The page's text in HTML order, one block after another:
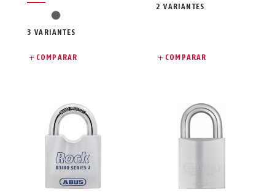
gris
3 VARIANTES
COMPARAR
2 VARIANTES
COMPARAR